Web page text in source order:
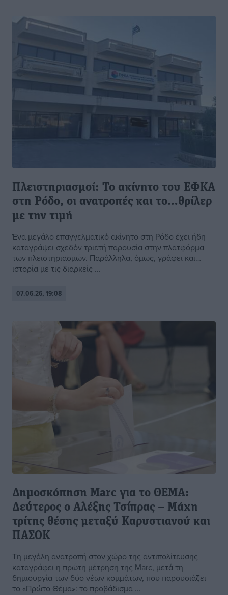
Πλειστηριασμοί: Το ακίνητο του ΕΦΚΑ
στη Ρόδο, οι ανατροπές και το…θρίλερ
με την τιμή
Ένα μεγάλο επαγγελματικό ακίνητο στη Ρόδο έχει ήδη
καταγράψει σχεδόν τριετή παρουσία στην πλατφόρμα
των πλειστηριασμών. Παράλληλα, όμως, γράφει και…
ιστορία με τις διαρκείς ...
07.06.26, 19:08
Δημοσκόπηση Marc για το ΘΕΜΑ:
Δεύτερος ο Αλέξης Τσίπρας – Μάχη
τρίτης θέσης μεταξύ Καρυστιανού και
ΠΑΣΟΚ
Τη μεγάλη ανατροπή στον χώρο της αντιπολίτευσης
καταγράφει η πρώτη μέτρηση της Marc, μετά τη
δημιουργία των δύο νέων κομμάτων, που παρουσιάζει
το «Πρώτο Θέμα»: το προβάδισμα ...